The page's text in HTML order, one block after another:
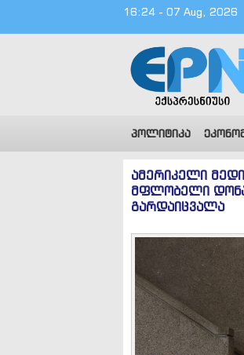
16:24 - 07 Aug, 2026
პოლიტიკა
ამერიკელი
მფლობელი
გარდაიცვალა